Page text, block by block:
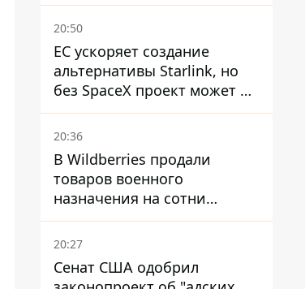
20:50
ЕС ускоряет создание
альтернативы Starlink, но
без SpaceX проект может не
обойтись
20:36
В Wildberries продали
товаров военного
назначения на сотни
миллионов, но удары ВСУ
изменили ситуацию
20:27
Сенат США одобрил